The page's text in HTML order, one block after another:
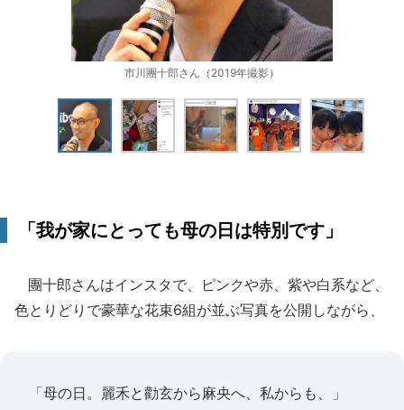
市川團十郎さん（2019年撮影）
「我が家にとっても母の日は特別です」
團十郎さんはインスタで、ピンクや赤、紫や白系など、
色とりどりで豪華な花束6組が並ぶ写真を公開しながら、
「母の日。麗禾と勸玄から麻央へ、私からも、」